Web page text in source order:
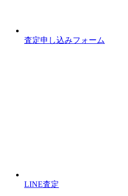
査定申し込みフォーム
LINE査定